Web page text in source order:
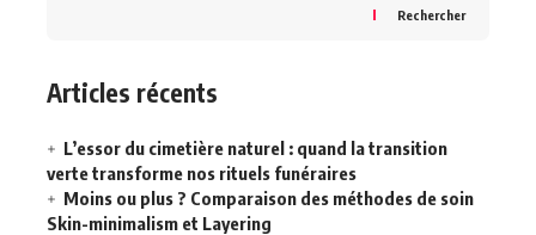
Rechercher
Articles récents
L’essor du cimetière naturel : quand la transition
verte transforme nos rituels funéraires
Moins ou plus ? Comparaison des méthodes de soin
Skin-minimalism et Layering